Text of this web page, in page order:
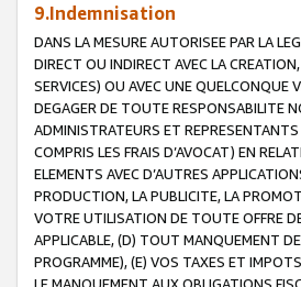
9.Indemnisation
DANS LA MESURE AUTORISEE PAR LA
DIRECT OU INDIRECT AVEC LA
SERVICES) OU AVEC UNE QUELCONQUE
DEGAGER DE TOUTE RESPONSABILITE
ADMINISTRATEURS ET
COMPRIS LES FRAIS D’AVOCAT) EN
ELEMENTS AVEC D’AUTRES
PRODUCTION, LA PUBLICITE, LA
VOTRE UTILISATION DE TOUTE OFFRE
APPLICABLE, (D) TOUT MANQUEMENT
PROGRAMME), (E) VOS TAXES ET
LE MANQUEMENT AUX OBLIGATIONS